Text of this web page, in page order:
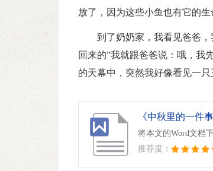
放了，因为这些小鱼也有它的
到了奶奶家，我看见爸爸
回来的”我就跟爸爸说：哦，
的天幕中，突然我好像看见一只
《中秋里的一件
将本文的Word文档
推荐度：